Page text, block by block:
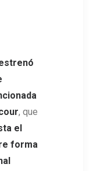
, que
el
forma